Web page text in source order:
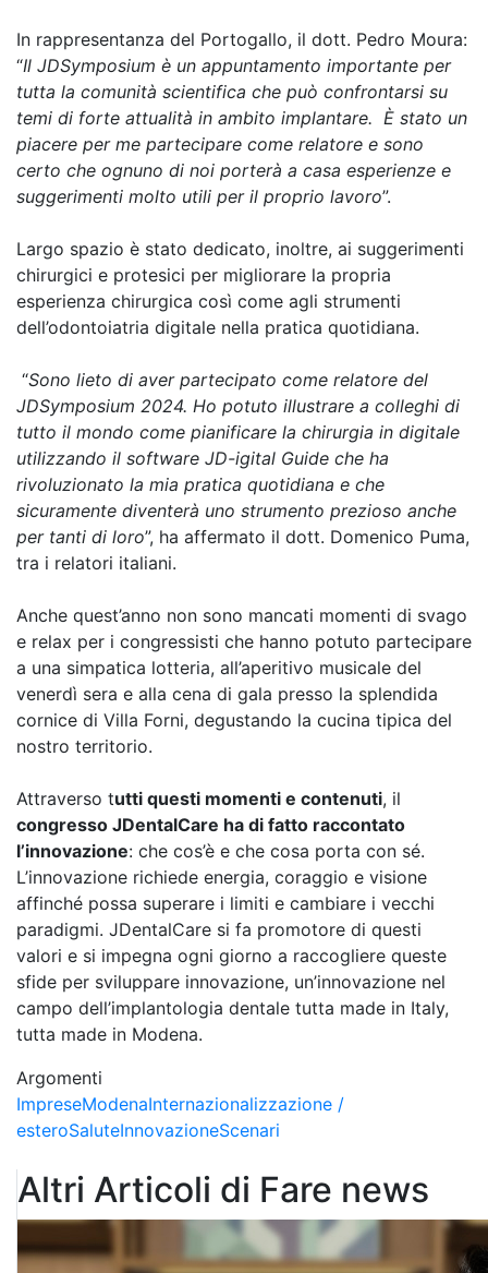
In rappresentanza del Portogallo, il dott. Pedro Moura:
“Il JDSymposium è un appuntamento importante per
tutta la comunità scientifica che può confrontarsi su
temi di forte attualità in ambito implantare. È stato un
piacere per me partecipare come relatore e sono
certo che ognuno di noi porterà a casa esperienze e
suggerimenti molto utili per il proprio lavoro”.
Largo spazio è stato dedicato, inoltre, ai suggerimenti
chirurgici e protesici per migliorare la propria
esperienza chirurgica così come agli strumenti
dell’odontoiatria digitale nella pratica quotidiana.
“Sono lieto di aver partecipato come relatore del
JDSymposium 2024. Ho potuto illustrare a colleghi di
tutto il mondo come pianificare la chirurgia in digitale
utilizzando il software JD-igital Guide che ha
rivoluzionato la mia pratica quotidiana e che
sicuramente diventerà uno strumento prezioso anche
per tanti di loro”, ha affermato il dott. Domenico Puma,
tra i relatori italiani.
Anche quest’anno non sono mancati momenti di svago
e relax per i congressisti che hanno potuto partecipare
a una simpatica lotteria, all’aperitivo musicale del
venerdì sera e alla cena di gala presso la splendida
cornice di Villa Forni, degustando la cucina tipica del
nostro territorio.
Attraverso tutti questi momenti e contenuti, il
congresso JDentalCare ha di fatto raccontato
l’innovazione: che cos’è e che cosa porta con sé.
L’innovazione richiede energia, coraggio e visione
affinché possa superare i limiti e cambiare i vecchi
paradigmi. JDentalCare si fa promotore di questi
valori e si impegna ogni giorno a raccogliere queste
sfide per sviluppare innovazione, un’innovazione nel
campo dell’implantologia dentale tutta made in Italy,
tutta made in Modena.
Argomenti
ImpreseModenaInternazionalizzazione /
esteroSaluteInnovazioneScenari
Altri Articoli di Fare news